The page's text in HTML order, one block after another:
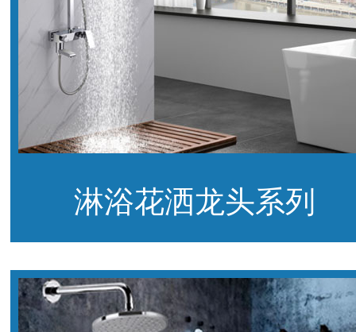
淋浴花洒龙头系列